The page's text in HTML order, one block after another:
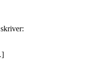
skriver: